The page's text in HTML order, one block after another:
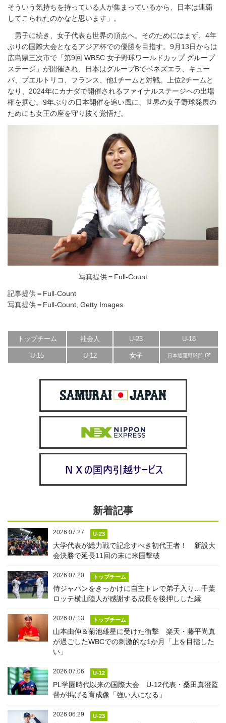
そういう気持ちを持っている人が集まっているから、日本は連覇
してこられたのかなと思います」。
男子に続き、女子代表も世界の頂点へ。そのためにはまず、4年
ぶりの国際大会となるアジア杯での優勝を目指す。9月13日からは
広島県三次市で「第9回 WBSC 女子野球ワールドカップ グループ
ステージ」が開催され、日本はグループBでベネズエラ、キュー
バ、プエルトリコ、フランス、他1チームと対戦。上位2チームと
なり、2024年にカナダで開催されるファイナルステージへの出場
権を掴む。9年ぶりの日本開催を追い風に、世界の女子野球発展の
ためにも女王の座を守り抜く覚悟だ。
写真提供＝Full-Count
記事提供＝Full-Count
写真提供＝Full-Count, Getty Images
トップチーム 社会人 U-23 U-18
U-15 U-12 女子 日本通運野球部
新着記事
2026.07.27 U-23
大学代表が総力戦で記念すべき初代王者！ 新設大
会決勝で延長11回の末に米国撃破
2026.07.20 トップチーム
侍ジャパンをきっかけに自主トレで弟子入り…千葉
ロッテ横山陸人が感謝する成長を後押しした縁
2026.07.13 トップチーム
山本由伸＆菊池雄星に受けた衝撃 楽天・藤平尚真
が過ごしたWBCでの刺激的な1か月「上を目指した
い」
2026.07.06 U-12
PL学園時代以来の国際大会 U-12代表・桑田真澄監
督が掲げる育成像「強い人になる」
2026.06.29 U-23